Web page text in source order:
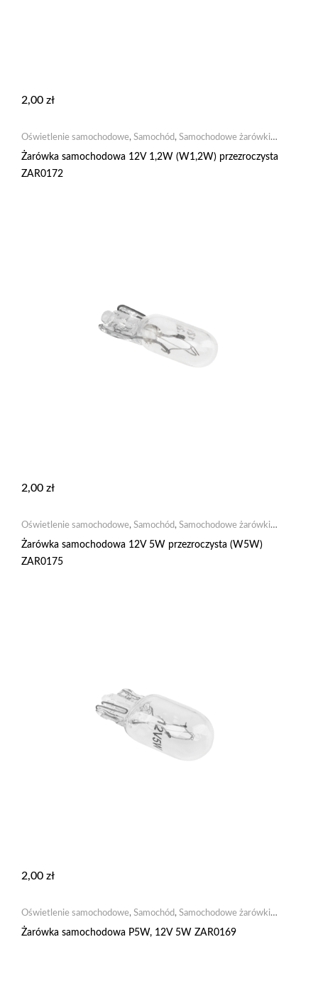
2,00 zł
Oświetlenie samochodowe, Samochód, Samochodowe żarówki
żarowe
Żarówka samochodowa 12V 1,2W (W1,2W) przezroczysta
ZAR0172
2,00 zł
Oświetlenie samochodowe, Samochód, Samochodowe żarówki
żarowe
Żarówka samochodowa 12V 5W przezroczysta (W5W)
ZAR0175
2,00 zł
Oświetlenie samochodowe, Samochód, Samochodowe żarówki
żarowe
Żarówka samochodowa P5W, 12V 5W ZAR0169